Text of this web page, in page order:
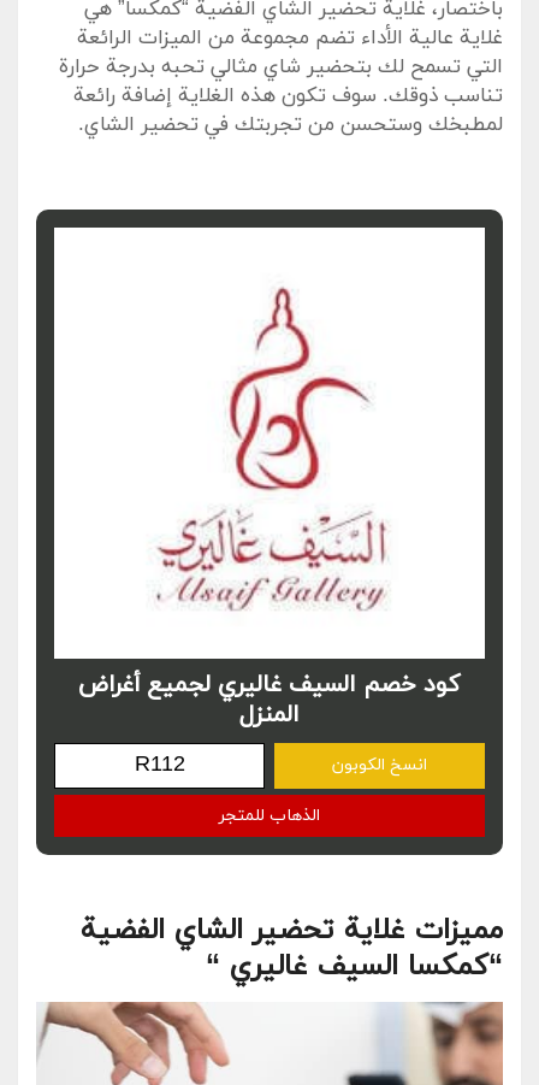
باختصار، غلاية ⁢تحضير الشاي الفضية “كمكسا” هي
غلاية عالية الأداء تضم مجموعة ⁣من الميزات الرائعة
التي تسمح لك بتحضير شاي مثالي ⁢تحبه بدرجة⁤ حرارة
⁣تناسب ‌ذوقك. سوف تكون هذه الغلاية إضافة رائعة‍
لمطبخك وستحسن من تجربتك في تحضير ‌الشاي.
كود خصم السيف غاليري لجميع أغراض
المنزل
انسخ الكوبون
الذهاب للمتجر
مميزات غلاية تحضير الشاي الفضية
“كمكسا السيف غاليري “